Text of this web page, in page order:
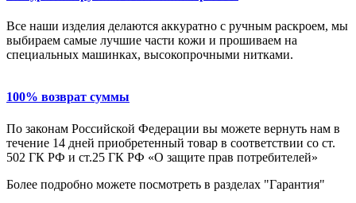
Все наши изделия делаются аккуратно с ручным раскроем, мы
выбираем самые лучшие части кожи и прошиваем на
специальных машинках, высокопрочными нитками.
100% возврат суммы
По законам Российской Федерации вы можете вернуть нам в
течение 14 дней приобретенный товар в соответствии со ст.
502 ГК РФ и ст.25 ГК РФ «О защите прав потребителей»
Более подробно можете посмотреть в разделах "Гарантия"